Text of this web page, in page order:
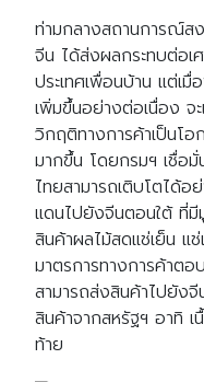
ท่ามกลางสถานการณ์สง
จีน ได้ส่งผลกระทบต่อเ
ประเทศเพื่อนบ้าน แต่เ
เพิ่มขึ้นอย่างต่อเนื่อง จ
วิกฤติทางการค้าเป็นโอ
มากขึ้น โดยกรมฯ เชื่อ
ไทยสามารถเติบโตได้อ
แดนไปยังจีนตอนใต้ ที่
สินค้าผลไม้สดแช่เย็น แ
มาตรการทางการค้าตอ
สามารถส่งสินค้าไปยังจี
สินค้าจากสหรัฐฯ อาทิ
ท้าย